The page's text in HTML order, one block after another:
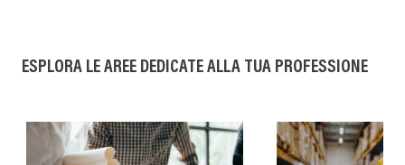
ESPLORA LE AREE DEDICATE ALLA TUA PROFESSIONE
Image Image